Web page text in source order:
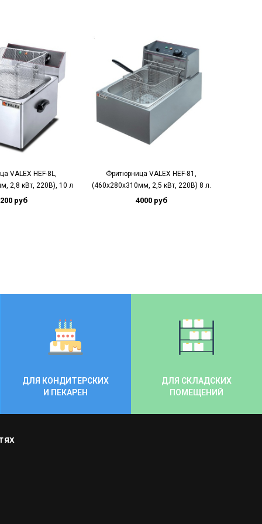
VALEX HEF-8L,
2,8 кВт, 220В), 10 л
руб
Фритюрница VALEX HEF-81,
(460х280х310мм, 2,5 кВт, 220В) 8 л.
4000 руб
ДЛЯ КОНДИТЕРСКИХ
И ПЕКАРЕН
ДЛЯ СКЛАДСКИХ
ПОМЕЩЕНИЙ